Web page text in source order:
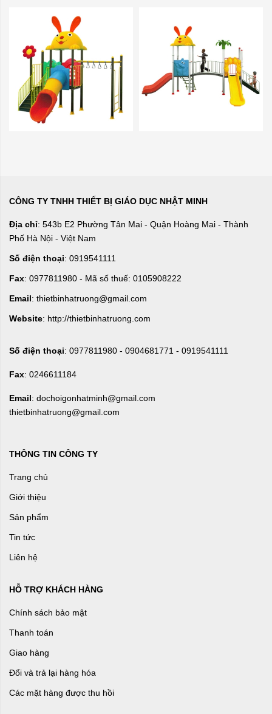
CÔNG TY TNHH THIẾT BỊ GIÁO DỤC NHẬT MINH
Địa chỉ: 543b E2 Phường Tân Mai - Quận Hoàng Mai - Thành
Phố Hà Nội - Việt Nam
Số điện thoại: 0919541111
Fax: 0977811980 - Mã số thuế: 0105908222
Email: thietbinhatruong@gmail.com
Website: http://thietbinhatruong.com
Số điện thoại: 0977811980 - 0904681771 - 0919541111
Fax: 0246611184
Email: dochoigonhatminh@gmail.com
thietbinhatruong@gmail.com
THÔNG TIN CÔNG TY
Trang chủ
Giới thiệu
Sản phẩm
Tin tức
Liên hệ
HỖ TRỢ KHÁCH HÀNG
Chính sách bảo mật
Thanh toán
Giao hàng
Đổi và trả lại hàng hóa
Các mặt hàng được thu hồi